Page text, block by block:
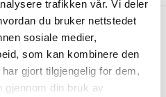
trafikken vår. Vi deler
du bruker nettstedet
sosiale medier,
som kan kombinere den
gjort tilgjengelig for dem,
gjennom din bruk av